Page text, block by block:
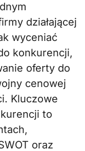
działającej
wyceniać
konkurencji,
oferty do
cenowej
Kluczowe
to
oraz